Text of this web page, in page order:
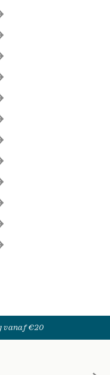
vanaf €20